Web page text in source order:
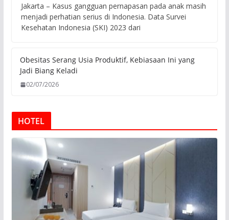
Jakarta – Kasus gangguan pernapasan pada anak masih
menjadi perhatian serius di Indonesia. Data Survei
Kesehatan Indonesia (SKI) 2023 dari
Obesitas Serang Usia Produktif, Kebiasaan Ini yang
Jadi Biang Keladi
02/07/2026
HOTEL